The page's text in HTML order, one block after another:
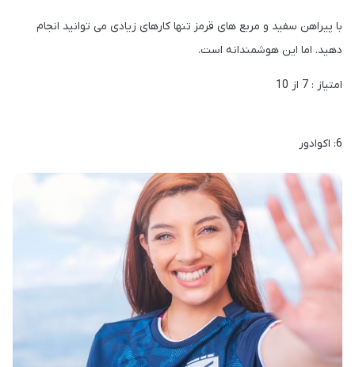
با پیراهن سفید و مربع های قرمز تنها کارهای زیادی می توانید انجام
دهید. اما این هوشمندانه است.
امتیاز : 7 از 10
6: اکوادور